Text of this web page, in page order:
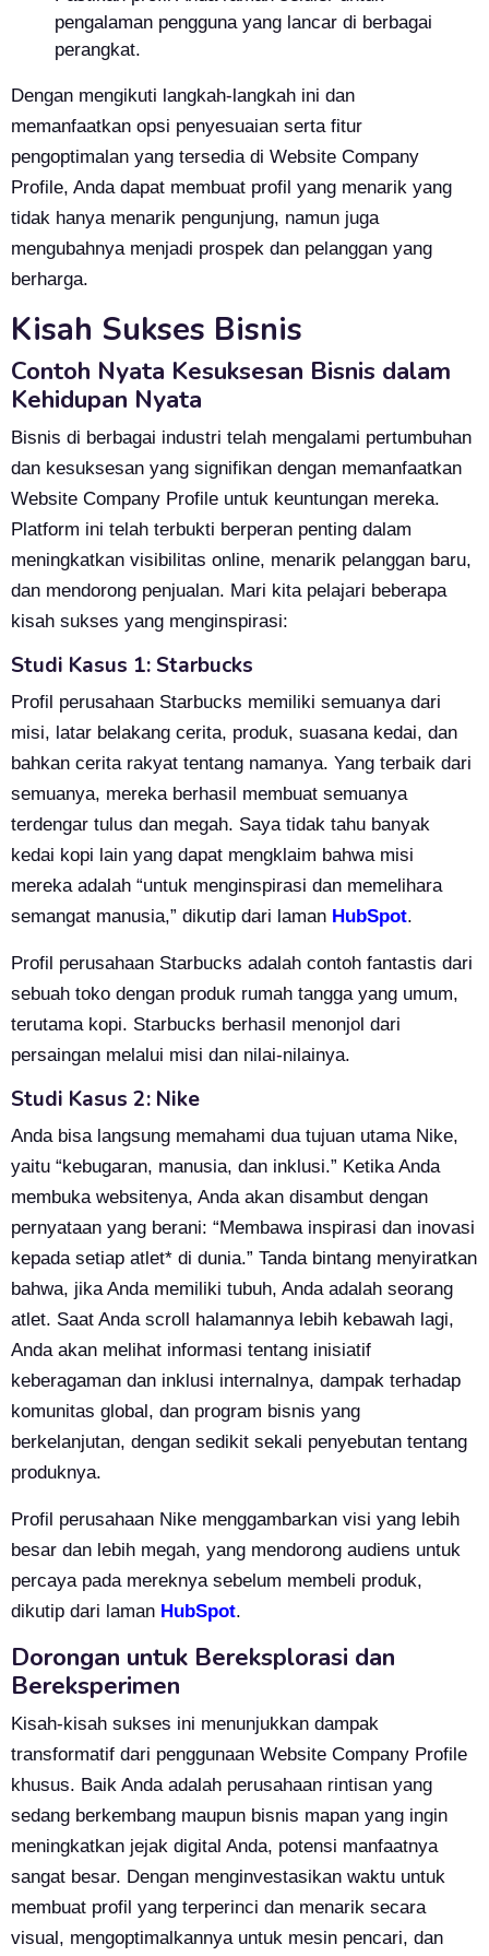
pengalaman pengguna yang lancar di berbagai
perangkat.
Dengan mengikuti langkah-langkah ini dan
memanfaatkan opsi penyesuaian serta fitur
pengoptimalan yang tersedia di Website Company
Profile, Anda dapat membuat profil yang menarik yang
tidak hanya menarik pengunjung, namun juga
mengubahnya menjadi prospek dan pelanggan yang
berharga.
Kisah Sukses Bisnis
Contoh Nyata Kesuksesan Bisnis dalam
Kehidupan Nyata
Bisnis di berbagai industri telah mengalami pertumbuhan
dan kesuksesan yang signifikan dengan memanfaatkan
Website Company Profile untuk keuntungan mereka.
Platform ini telah terbukti berperan penting dalam
meningkatkan visibilitas online, menarik pelanggan baru,
dan mendorong penjualan. Mari kita pelajari beberapa
kisah sukses yang menginspirasi:
Studi Kasus 1: Starbucks
Profil perusahaan Starbucks memiliki semuanya dari
misi, latar belakang cerita, produk, suasana kedai, dan
bahkan cerita rakyat tentang namanya. Yang terbaik dari
semuanya, mereka berhasil membuat semuanya
terdengar tulus dan megah. Saya tidak tahu banyak
kedai kopi lain yang dapat mengklaim bahwa misi
mereka adalah “untuk menginspirasi dan memelihara
semangat manusia,” dikutip dari laman HubSpot.
Profil perusahaan Starbucks adalah contoh fantastis dari
sebuah toko dengan produk rumah tangga yang umum,
terutama kopi. Starbucks berhasil menonjol dari
persaingan melalui misi dan nilai-nilainya.
Studi Kasus 2: Nike
Anda bisa langsung memahami dua tujuan utama Nike,
yaitu “kebugaran, manusia, dan inklusi.” Ketika Anda
membuka websitenya, Anda akan disambut dengan
pernyataan yang berani: “Membawa inspirasi dan inovasi
kepada setiap atlet* di dunia.” Tanda bintang menyiratkan
bahwa, jika Anda memiliki tubuh, Anda adalah seorang
atlet. Saat Anda scroll halamannya lebih kebawah lagi,
Anda akan melihat informasi tentang inisiatif
keberagaman dan inklusi internalnya, dampak terhadap
komunitas global, dan program bisnis yang
berkelanjutan, dengan sedikit sekali penyebutan tentang
produknya.
Profil perusahaan Nike menggambarkan visi yang lebih
besar dan lebih megah, yang mendorong audiens untuk
percaya pada mereknya sebelum membeli produk,
dikutip dari laman HubSpot.
Dorongan untuk Bereksplorasi dan
Bereksperimen
Kisah-kisah sukses ini menunjukkan dampak
transformatif dari penggunaan Website Company Profile
khusus. Baik Anda adalah perusahaan rintisan yang
sedang berkembang maupun bisnis mapan yang ingin
meningkatkan jejak digital Anda, potensi manfaatnya
sangat besar. Dengan menginvestasikan waktu untuk
membuat profil yang terperinci dan menarik secara
visual, mengoptimalkannya untuk mesin pencari, dan